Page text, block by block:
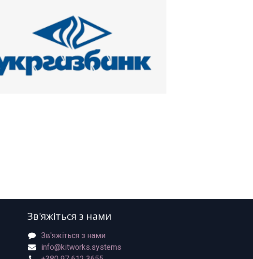
Зв'яжіться з нами
Зв'яжіться з нами
info@kitworks.systems